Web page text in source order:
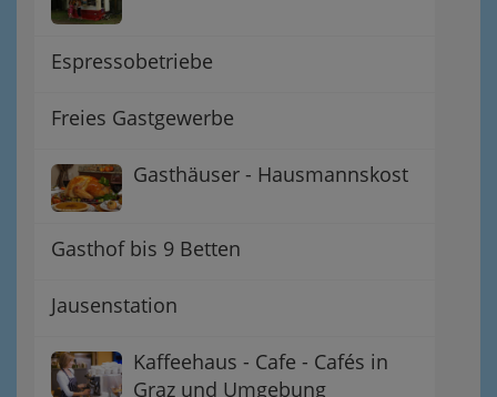
Espressobetriebe
Freies Gastgewerbe
Gasthäuser - Hausmannskost
Gasthof bis 9 Betten
Jausenstation
Kaffeehaus - Cafe - Cafés in
Graz und Umgebung